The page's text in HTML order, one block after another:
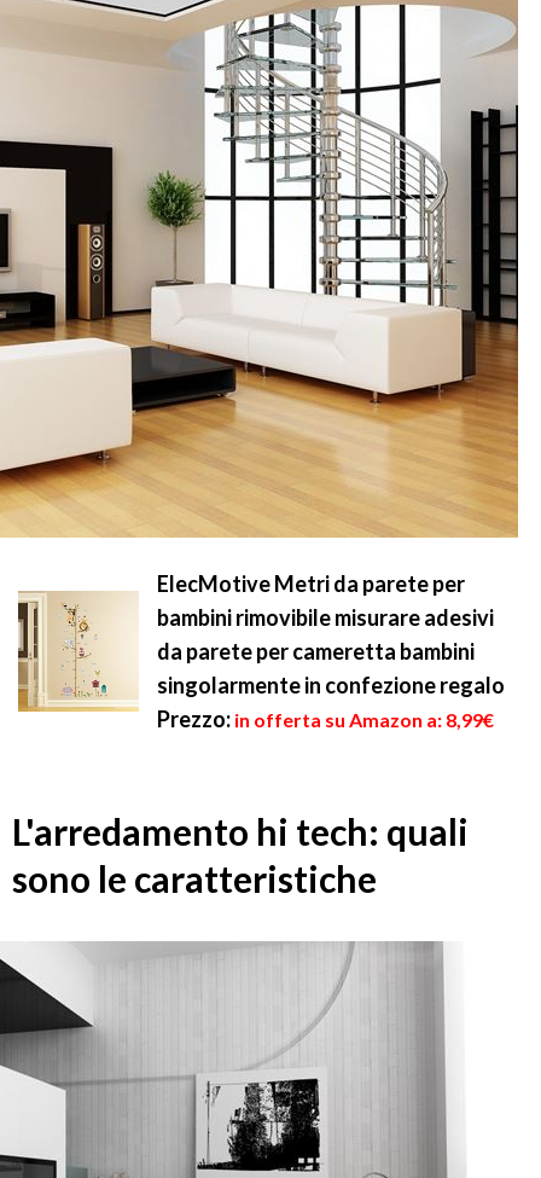
ElecMotive Metri da parete per
bambini rimovibile misurare adesivi
da parete per cameretta bambini
singolarmente in confezione regalo
Prezzo: in offerta su Amazon a: 8,99€
L'arredamento hi tech: quali
sono le caratteristiche